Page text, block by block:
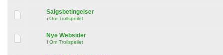
Salgsbetingelser
i Om Trollspeilet
Nye Websider
i Om Trollspeilet